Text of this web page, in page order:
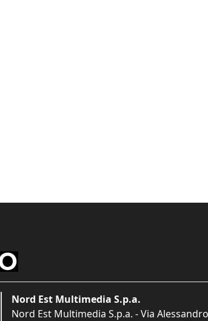
Nord Est Multimedia S.p.a.
Nord Est Multimedia S.p.a. - Via Alessandro